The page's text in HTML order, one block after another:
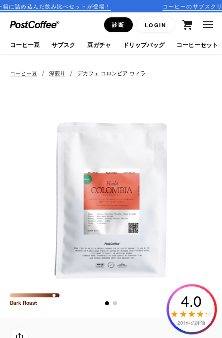
み比べセットが登場！ コーヒーのサブスクリプションはこち
診断 LOGIN
close
ログイン
新規会員登録
keyboard_arrow_right
ミルク・フード類
CFFBNS
ギフトセット
コーヒー豆 / 深煎り / デカフェ コロンビア ウィラ
Dark Roast 4.0
201件の評価
コーヒー豆 サブスク 豆ガチャ ドリップバッグ コーヒーセット